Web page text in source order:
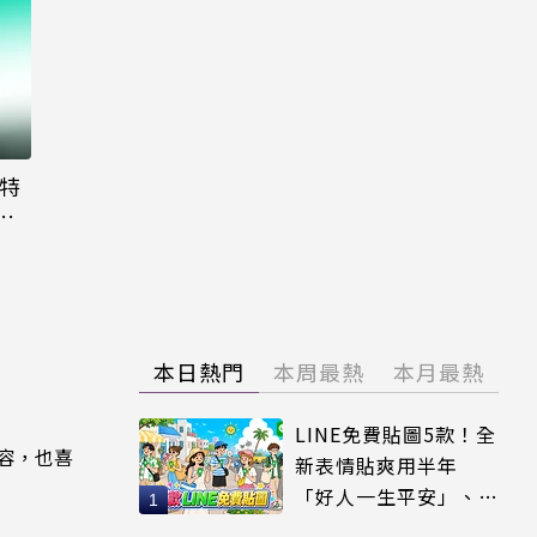
，也喜
本日熱門 本周最熱 本月最熱
LINE免費貼圖5款！全
新表情貼爽用半年
「好人一生平安」、